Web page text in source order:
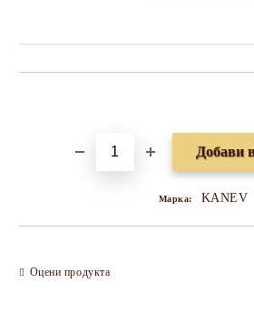
Марка: KANEV
Оцени продукта